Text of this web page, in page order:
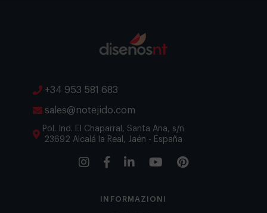
+34 953 581 683
sales@notejido.com
Pol. Ind. El Chaparral, Santa Ana, s/n
23692 Alcalá la Real, Jaén - España
INFORMAZIONI